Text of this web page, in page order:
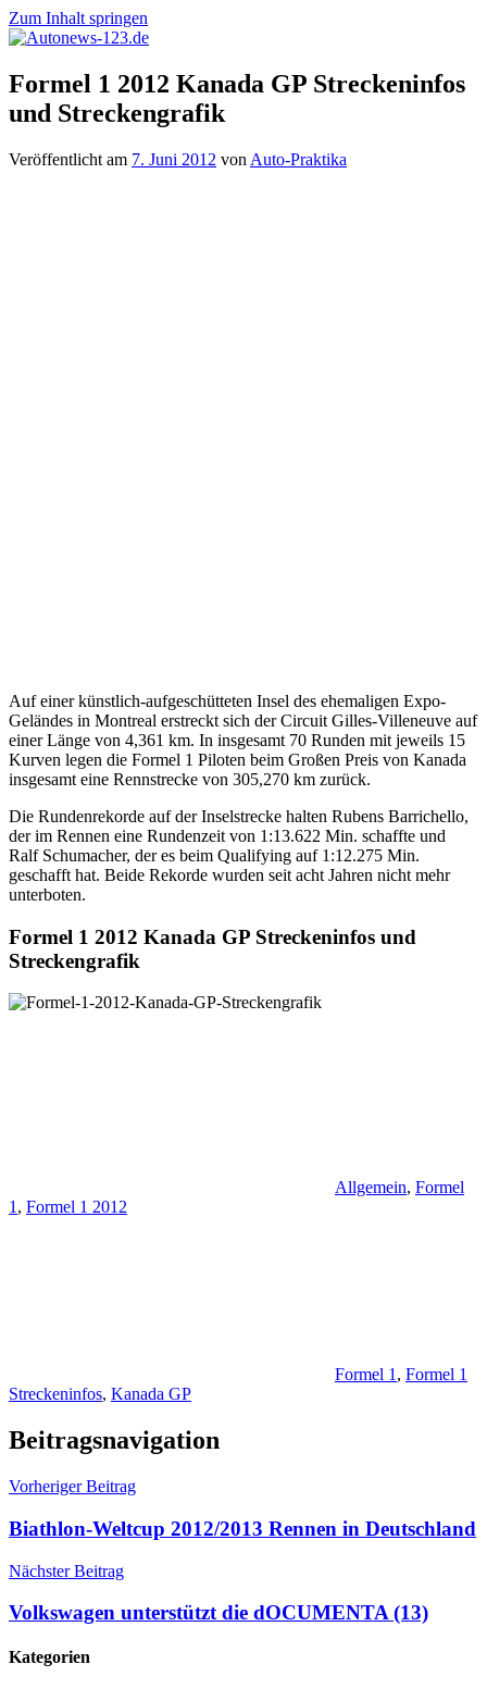
Zum Inhalt springen
Autonews-
123.de
Autonews
mit
Charme
Formel 1 2012 Kanada GP Streckeninfos
und Streckengrafik
Veröffentlicht am 7. Juni 2012 von Auto-Praktika
Auf einer künstlich-aufgeschütteten Insel des ehemaligen Expo-
Geländes in Montreal erstreckt sich der Circuit Gilles-Villeneuve auf
einer Länge von 4,361 km. In insgesamt 70 Runden mit jeweils 15
Kurven legen die Formel 1 Piloten beim Großen Preis von Kanada
insgesamt eine Rennstrecke von 305,270 km zurück.
Die Rundenrekorde auf der Inselstrecke halten Rubens Barrichello,
der im Rennen eine Rundenzeit von 1:13.622 Min. schaffte und
Ralf Schumacher, der es beim Qualifying auf 1:12.275 Min.
geschafft hat. Beide Rekorde wurden seit acht Jahren nicht mehr
unterboten.
Formel 1 2012 Kanada GP Streckeninfos und
Streckengrafik
Allgemein, Formel
1 , Formel 1 2012
Formel 1 , Formel 1
Streckeninfos, Kanada GP
Beitragsnavigation
Vorheriger Beitrag
Biathlon-Weltcup 2012/2013 Rennen in Deutschland
Nächster Beitrag
Volkswagen unterstützt die dOCUMENTA (13)
Kategorien